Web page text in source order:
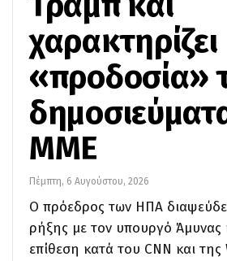
χαρακτηρίζει
«προδοσία»
ΜΜΕ
Πέμπτη, 6 Αυγούστου, 2026
Ο πρόεδρος των ΗΠΑ
ρήξης με τον υπουργό Άμυνας
επίθεση κατά του CNN και